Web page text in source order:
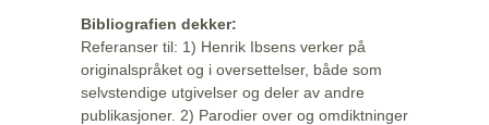
Bibliografien dekker:
Referanser til: 1) Henrik Ibsens verker på
originalspråket og i oversettelser, både som
selvstendige utgivelser og deler av andre
publikasjoner. 2) Parodier over og omdiktninger